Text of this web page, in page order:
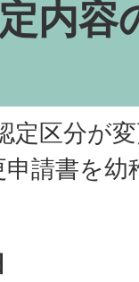
内容
定区分が
請書を